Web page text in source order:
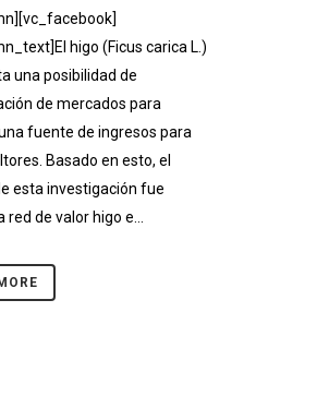
higo (Ficus carica L.)
una posibilidad de
de mercados para
fuente de ingresos para
Basado en esto, el
esta investigación fue
de valor higo e...